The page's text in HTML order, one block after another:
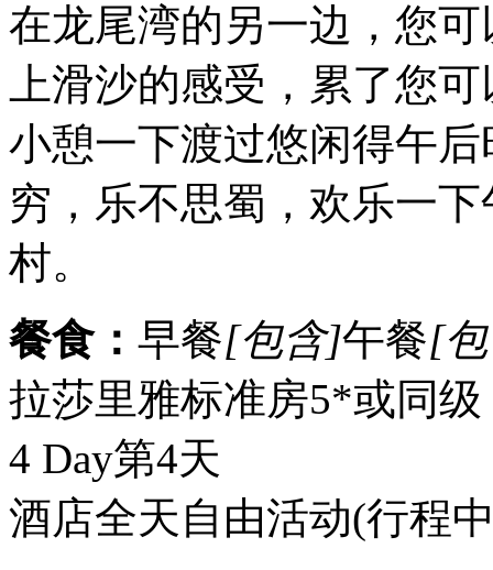
在龙尾湾的另一边，您
上滑沙的感受，累了您
小憩一下渡过悠闲得午
穷，乐不思蜀，欢乐一
村。
餐食： 早餐[包含]午餐[
拉莎里雅标准房5*或同级
4 Day第4天
酒店全天自由活动(行程